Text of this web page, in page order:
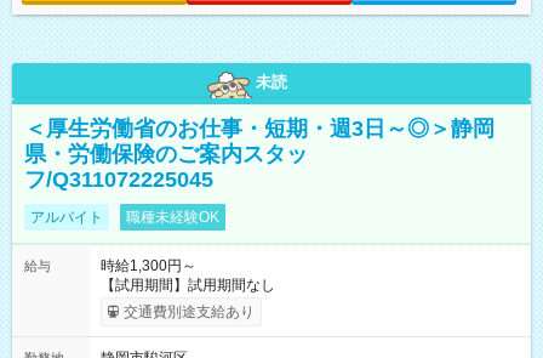
未読
＜厚生労働省のお仕事・短期・週3日～◎＞静岡
県・労働保険のご案内スタッ
フ/Q311072225045
アルバイト 職種未経験OK
給与
時給1,300円～
【試用期間】試用期間なし
交通費別途支給あり